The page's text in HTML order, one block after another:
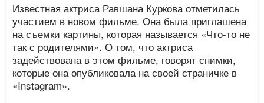
Известная актриса Равшана Куркова отметилась
участием в новом фильме. Она была приглашена
на съемки картины, которая называется «Что-то не
так с родителями». О том, что актриса
задействована в этом фильме, говорят снимки,
которые она опубликовала на своей страничке в
«Instagram».